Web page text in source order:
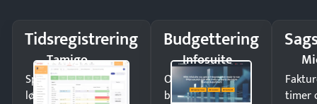
Tidsregistrering
Tamigo
Spar tid på
lønberegning og få
Budgettering
Infosuite
Opdag
budgetafvigelser i
timer